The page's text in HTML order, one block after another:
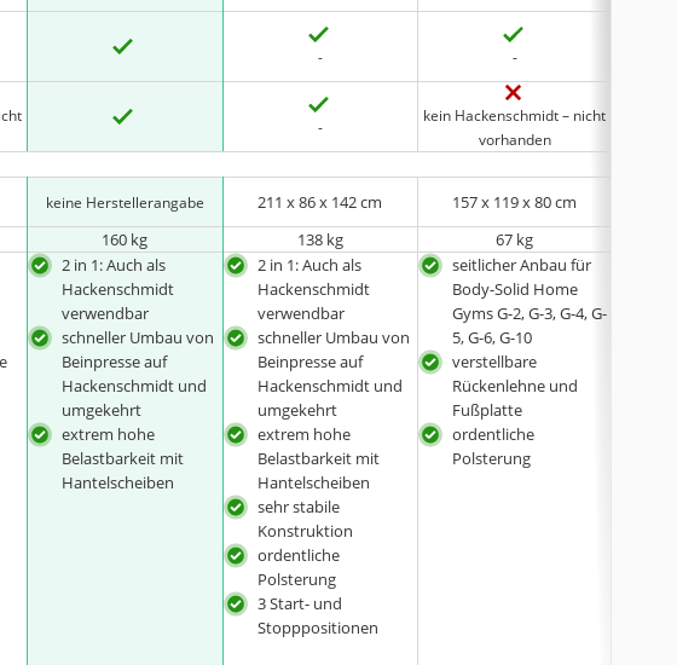
- -
-
kein Hackenschmidt – nicht
vorhanden
keine Herstellerangabe 211 x 86 x 142 cm 157 x 119 x 80 cm
160 kg 138 kg 67 kg
2 in 1: Auch als
Hackenschmidt
verwendbar
schneller Umbau von
Beinpresse auf
Hackenschmidt und
umgekehrt
extrem hohe
Belastbarkeit mit
Hantelscheiben
2 in 1: Auch als
Hackenschmidt
verwendbar
schneller Umbau von
Beinpresse auf
Hackenschmidt und
umgekehrt
extrem hohe
Belastbarkeit mit
Hantelscheiben
sehr stabile
Konstruktion
ordentliche
Polsterung
3 Start- und
Stopppositionen
seitlicher Anbau für
Body-Solid Home
Gyms G-2, G-3, G-4, G-
5, G-6, G-10
verstellbare
Rückenlehne und
Fußplatte
ordentliche
Polsterung